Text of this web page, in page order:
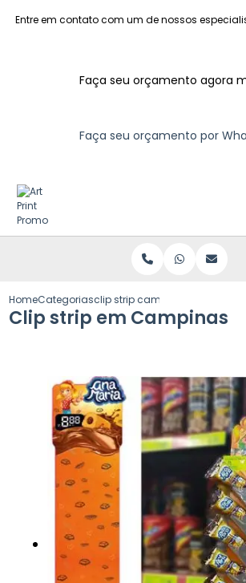
Entre em contato com um de nossos
Faça seu orçamento agora
Faça seu orçamento por
HomeCategoriasclip strip campinas
Clip strip em Campinas